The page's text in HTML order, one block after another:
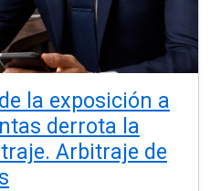
la exposición a
derrota la
Arbitraje de